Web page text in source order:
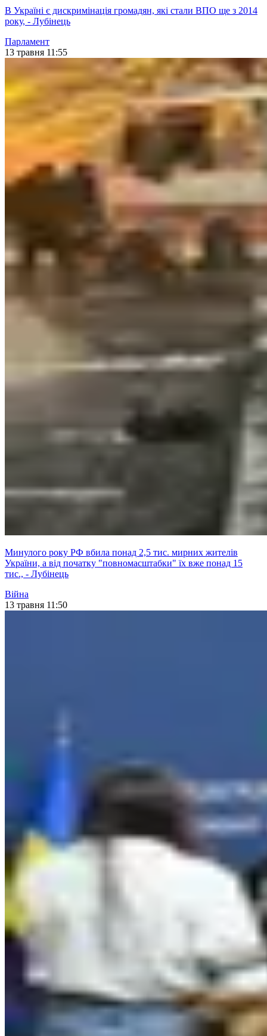
В Україні є дискримінація громадян, які стали ВПО ще з 2014
року, - Лубінець
Парламент
13 травня 11:55
Минулого року РФ вбила понад 2,5 тис. мирних жителів
України, а від початку "повномасштабки" їх вже понад 15
тис., - Лубінець
Війна
13 травня 11:50